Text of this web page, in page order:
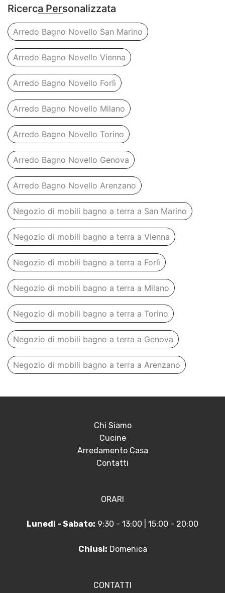
Ricerca Personalizzata
Arredo Bagno Novello San Marino
Arredo Bagno Novello Vienna
Arredo Bagno Novello Forlì
Arredo Bagno Novello Milano
Arredo Bagno Novello Torino
Arredo Bagno Novello Genova
Arredo Bagno Novello Arenzano
Negozio di mobili bagno a terra a San Marino
Negozio di mobili bagno a terra a Vienna
Negozio di mobili bagno a terra a Forlì
Negozio di mobili bagno a terra a Milano
Negozio di mobili bagno a terra a Torino
Negozio di mobili bagno a terra a Genova
Negozio di mobili bagno a terra a Arenzano
Chi Siamo
Cucine
Arredamento Casa
Contatti
ORARI
Lunedi - Sabato: 9:30 - 13:00 | 15:00 - 20:00
Chiusi: Domenica
CONTATTI